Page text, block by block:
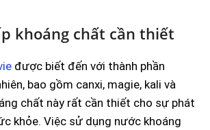
khoáng chất cần thiết
được biết đến với thành phần
bao gồm canxi, magie, kali và
chất này rất cần thiết cho sự phát
khỏe. Việc sử dụng nước khoáng